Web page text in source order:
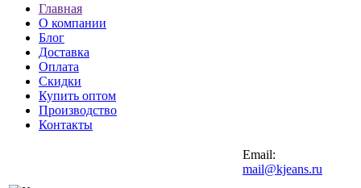
Главная
О компании
Блог
Доставка
Оплата
Скидки
Купить оптом
Производство
Контакты
Email:
mail@kjeans.ru